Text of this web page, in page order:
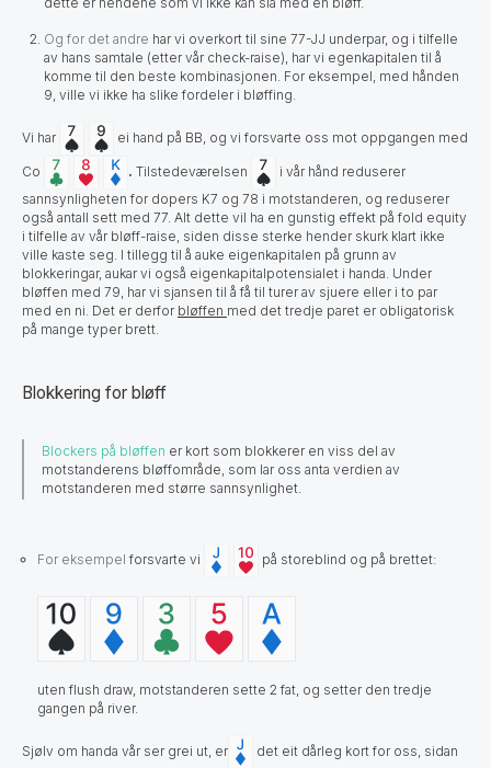
Og for det andre har vi overkort til sine 77-JJ underpar, og i tilfelle
av hans samtale (etter vår check-raise), har vi egenkapitalen til å
komme til den beste kombinasjonen. For eksempel, med hånden
9, ville vi ikke ha slike fordeler i bløffing.
Vi har ei hand på BB, og vi forsvarte oss mot oppgangen med
Co . Tilstedeværelsen
i vår hånd reduserer
sannsynligheten for dopers K7 og 78 i motstanderen, og reduserer
også antall sett med 77. Alt dette vil ha en gunstig effekt på fold equity
i tilfelle av vår bløff-raise, siden disse sterke hender skurk klart ikke
ville kaste seg. I tillegg til å auke eigenkapitalen på grunn av
blokkeringar, aukar vi også eigenkapitalpotensialet i handa. Under
bløffen med 79, har vi sjansen til å få til turer av sjuere eller i to par
med en ni. Det er derfor bløffen med det tredje paret er obligatorisk
på mange typer brett.
Blokkering for bløff
Blockers på bløffen er kort som blokkerer en viss del av
motstanderens bløffområde, som lar oss anta verdien av
motstanderen med større sannsynlighet.
For eksempelforsvarte vi på storeblind og på brettet:
uten flush draw, motstanderen sette 2 fat, og setter den tredje
gangen på river.
Sjølv om handa vår ser grei ut, er
det eit dårleg kort for oss, sidan